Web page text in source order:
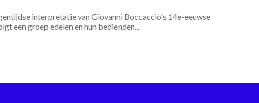
interpretatie van Giovanni Boccaccio's 14e-eeuwse
een groep edelen en hun bedienden...